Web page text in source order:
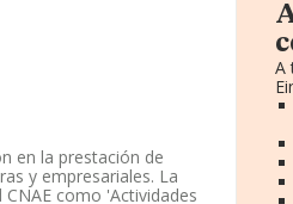
en la prestación de
y empresariales. La
como 'Actividades
A